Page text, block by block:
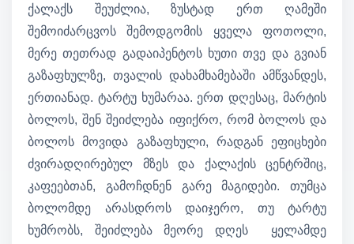
ქალაქს შეუძლია, ზუსტად ერთ ღამეში
შემოიძარცვოს შემოდგომის ყველა ფოთოლი,
მერე თეთრად გადაიპენტოს ხუთი თვე და გვიან
გაზაფხულზე, თვალის დახამხამებაში ამწვანდეს,
ერთიანად. ტარტუ ხუმარაა. ერთ დღესაც, მარტის
ბოლოს, შენ შეიძლება იფიქრო, რომ ბოლოს და
ბოლოს მოვიდა გაზაფხული, რადგან ეფიცხები
ძვირადღირებულ მზეს და ქალაქის ცენტრშიც,
კაფეებთან, გამოჩდნენ გარე მაგიდები. თუმცა
ბოლომდე არასდროს დაიჯერო, თუ ტარტუ
ხუმრობს, შეიძლება მეორე დღეს ყელამდე